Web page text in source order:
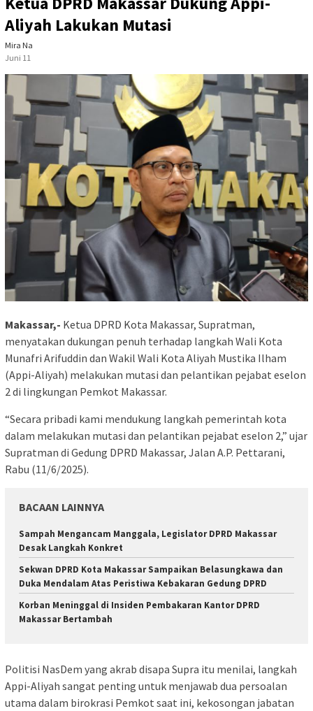
Aliyah Lakukan Mutasi
Mira Na
Juni 11
Makassar,- Ketua DPRD Kota Makassar, Supratman,
menyatakan dukungan penuh terhadap langkah Wali Kota
Munafri Arifuddin dan Wakil Wali Kota Aliyah Mustika Ilham
(Appi-Aliyah) melakukan mutasi dan pelantikan pejabat eselon
2 di lingkungan Pemkot Makassar.
“Secara pribadi kami mendukung langkah pemerintah kota
dalam melakukan mutasi dan pelantikan pejabat eselon 2,” ujar
Supratman di Gedung DPRD Makassar, Jalan A.P. Pettarani,
Rabu (11/6/2025).
BACAAN LAINNYA
Sampah Mengancam Manggala, Legislator DPRD Makassar
Desak Langkah Konkret
Sekwan DPRD Kota Makassar Sampaikan Belasungkawa dan
Duka Mendalam Atas Peristiwa Kebakaran Gedung DPRD
Korban Meninggal di Insiden Pembakaran Kantor DPRD
Makassar Bertambah
Politisi NasDem yang akrab disapa Supra itu menilai, langkah
Appi-Aliyah sangat penting untuk menjawab dua persoalan
utama dalam birokrasi Pemkot saat ini, kekosongan jabatan